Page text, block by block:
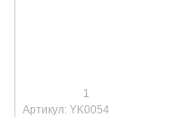
1
Артикул: YK0054